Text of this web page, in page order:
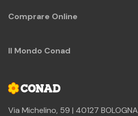
Via Michelino, 59 | 40127 BOLOGNA
Comprare Online
Il Mondo Conad